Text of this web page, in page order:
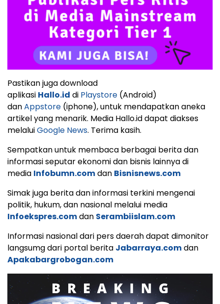
Pastikan juga download
aplikasi Hallo.id di Playstore (Android)
danAppstore (iphone), untuk mendapatkan aneka
artikel yang menarik. Media Hallo.id dapat diakses
melaluiGoogle News. Terima kasih.
Sempatkan untuk membaca berbagai berita dan
informasi seputar ekonomi dan bisnis lainnya di
media Infobumn.comdan Bisnisnews.com
Simak juga berita dan informasi terkini mengenai
politik, hukum, dan nasional melalui media
Infoekspres.comdan Serambiislam.com
Informasi nasional dari pers daerah dapat dimonitor
langsumg dari portal berita Jabarraya.comdan
Apakabargrobogan.com